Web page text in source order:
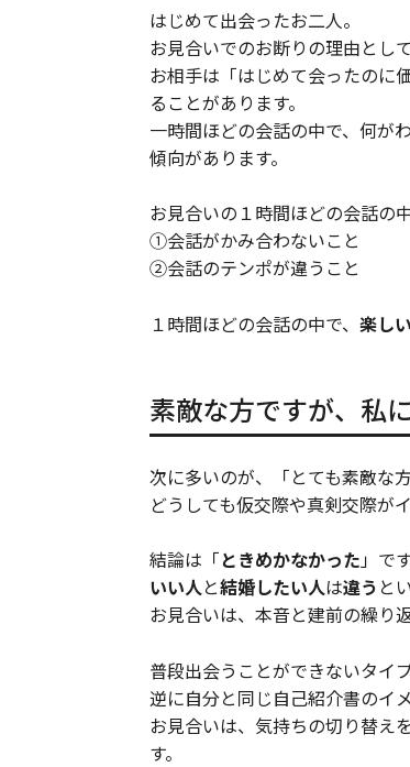
はじめて出会ったお二人。
お見合いでのお断りの理由とし
お相手は「はじめて会ったのに
ることがあります。
一時間ほどの会話の中で、何が
傾向があります。
お見合いの１時間ほどの会話の
①会話がかみ合わないこと
②会話のテンポが違うこと
１時間ほどの会話の中で、 楽し
素敵な方ですが、私
次に多いのが、「とても素敵な
どうしても仮交際や真剣交際が
結論は「ときめかなかった」です
いい人と結婚したい人は違う と
お見合いは、本音と建前の繰り返
普段出会うことができないタイ
逆に自分と同じ自己紹介書のイ
お見合いは、気持ちの切り替え
す。